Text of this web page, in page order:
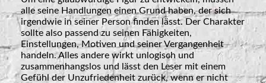
alle seine Handlungen einen Grund haben, der sich
irgendwie in seiner Person finden lässt. Der Charakter
sollte also passend zu seinen Fähigkeiten,
Einstellungen, Motiven und seiner Vergangenheit
handeln. Alles andere wirkt unlogisch und
zusammenhangslos und lässt den Leser mit einem
Gefühl der Unzufriedenheit zurück, wenn er nicht